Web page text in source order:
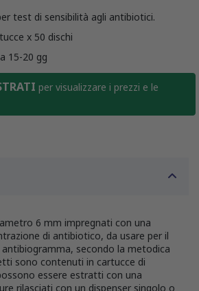
test di sensibilità agli antibiotici.
x 50 dischi
15-20 gg
per visualizzare i prezzi e le
6 mm impregnati con una
di antibiotico, da usare per il
secondo la metodica
sono contenuti in cartucce di
essere estratti con una
rilasciati con un dispenser singolo o